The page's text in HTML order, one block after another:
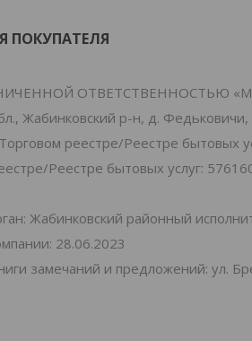
ОТВЕТСТВЕННОСТЬЮ
Жабинковский р-н, д. Федьковичи,
реестре/Реестре бытовых
Реестре бытовых услуг:
Жабинковский районный
28.06.2023
замечаний и предложений: ул.